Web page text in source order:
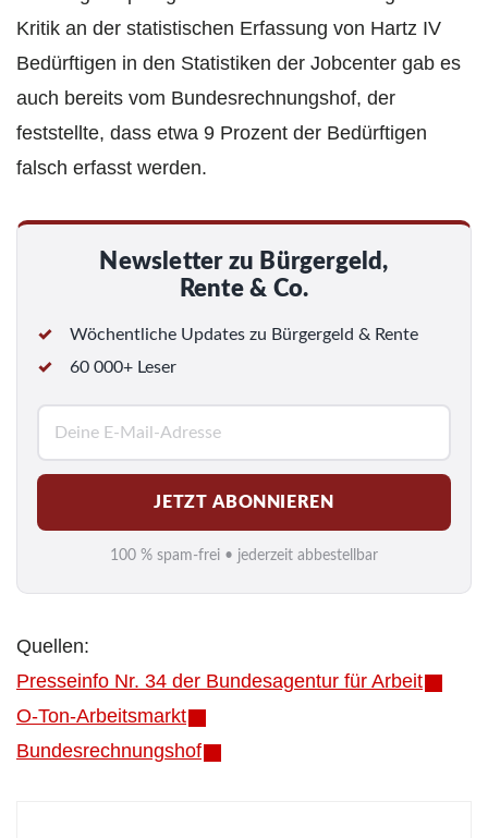
Kritik an der statistischen Erfassung von Hartz IV
Bedürftigen in den Statistiken der Jobcenter gab es
auch bereits vom Bundesrechnungshof, der
feststellte, dass etwa 9 Prozent der Bedürftigen
falsch erfasst werden.
Newsletter zu Bürgergeld,
Rente & Co.
Wöchentliche Updates zu Bürgergeld & Rente
60 000+ Leser
M
a
i
l
*
JETZT ABONNIEREN
100 % spam-frei • jederzeit abbestellbar
Quellen:
Presseinfo Nr. 34 der Bundesagentur für Arbeit
O-Ton-Arbeitsmarkt
Bundesrechnungshof